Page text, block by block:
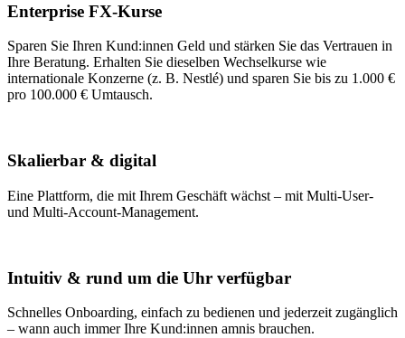
Enterprise FX-Kurse
Sparen Sie Ihren Kund:innen Geld und stärken Sie das Vertrauen in
Ihre Beratung. Erhalten Sie dieselben Wechselkurse wie
internationale Konzerne (z. B. Nestlé) und sparen Sie bis zu 1.000 €
pro 100.000 € Umtausch.
Skalierbar & digital
Eine Plattform, die mit Ihrem Geschäft wächst – mit Multi-User-
und Multi-Account-Management.
Intuitiv & rund um die Uhr verfügbar
Schnelles Onboarding, einfach zu bedienen und jederzeit zugänglich
– wann auch immer Ihre Kund:innen amnis brauchen.